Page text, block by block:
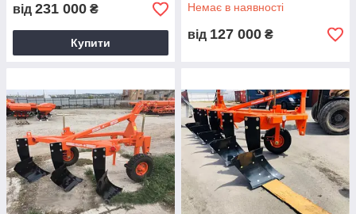
від 231 000 ₴
Купити
Немає в наявності
від 127 000 ₴